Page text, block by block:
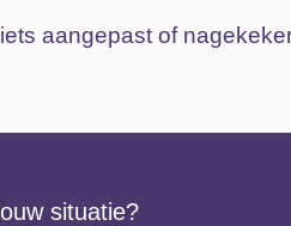
iets aangepast of
situatie?